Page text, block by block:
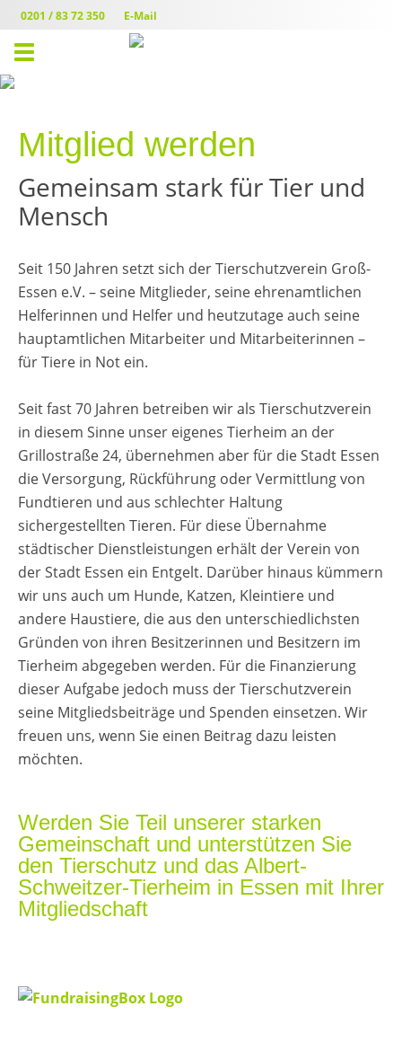
0201 / 83 72 350 E-Mail
Toggle
Mitglied werden
Gemeinsam stark für Tier und
Mensch
Seit 150 Jahren setzt sich der Tierschutzverein Groß-
Essen e.V. – seine Mitglieder, seine ehrenamtlichen
Helferinnen und Helfer und heutzutage auch seine
hauptamtlichen Mitarbeiter und Mitarbeiterinnen –
für Tiere in Not ein.
Seit fast 70 Jahren betreiben wir als Tierschutzverein
in diesem Sinne unser eigenes Tierheim an der
Grillostraße 24, übernehmen aber für die Stadt Essen
die Versorgung, Rückführung oder Vermittlung von
Fundtieren und aus schlechter Haltung
sichergestellten Tieren. Für diese Übernahme
städtischer Dienstleistungen erhält der Verein von
der Stadt Essen ein Entgelt. Darüber hinaus kümmern
wir uns auch um Hunde, Katzen, Kleintiere und
andere Haustiere, die aus den unterschiedlichsten
Gründen von ihren Besitzerinnen und Besitzern im
Tierheim abgegeben werden. Für die Finanzierung
dieser Aufgabe jedoch muss der Tierschutzverein
seine Mitgliedsbeiträge und Spenden einsetzen. Wir
freuen uns, wenn Sie einen Beitrag dazu leisten
möchten.
Werden Sie Teil unserer starken
Gemeinschaft und unterstützen Sie
den Tierschutz und das Albert-
Schweitzer-Tierheim in Essen mit Ihrer
Mitgliedschaft